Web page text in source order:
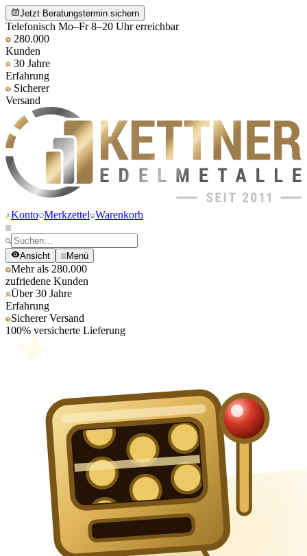
Jetzt Beratungstermin sichern
Telefonisch Mo–Fr 8–20 Uhr erreichbar
280.000
Kunden
30 Jahre
Erfahrung
Sicherer
Versand
Konto Merkzettel Warenkorb
Ansicht Menü
Mehr als 280.000
zufriedene Kunden
Über 30 Jahre
Erfahrung
Sicherer Versand
100% versicherte Lieferung